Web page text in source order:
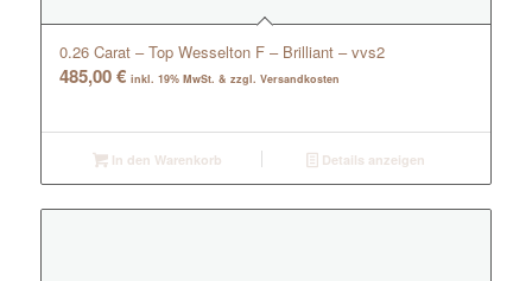
0.26 Carat – Top Wesselton F – Brilliant – vvs2
485,00€ inkl. 19% MwSt. & zzgl. Versandkosten
In den Warenkorb Details anzeigen